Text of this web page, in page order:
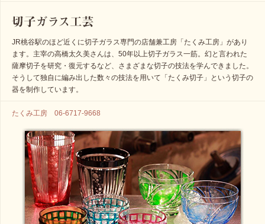
JR桃谷駅のほど近くに切子ガラス専門の店舗兼工房「たくみ工房」があり
ます。主宰の高橋太久美さんは、50年以上切子ガラス一筋。幻と言われた
薩摩切子を研究・復元するなど、さまざまな切子の技法を学んできました。
そうして独自に編み出した数々の技法を用いて「たくみ切子」という切子の
器を制作しています。
たくみ工房 06-6717-9668